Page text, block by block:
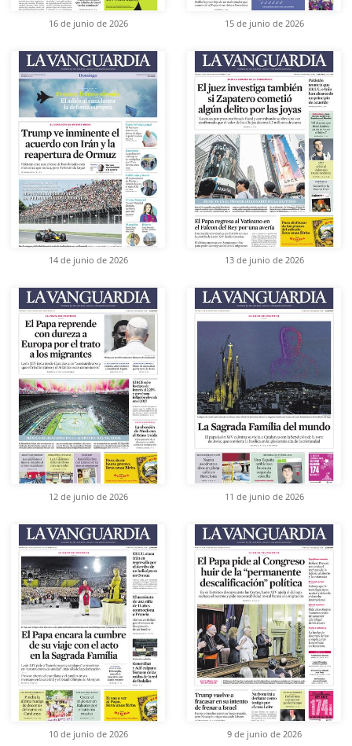
16 de junio de 2026 15 de junio de 2026
14 de junio de 2026 13 de junio de 2026
12 de junio de 2026 11 de junio de 2026
10 de junio de 2026 9 de junio de 2026